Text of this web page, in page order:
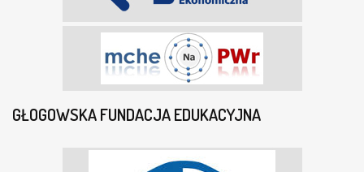
GŁOGOWSKA FUNDACJA EDUKACYJNA